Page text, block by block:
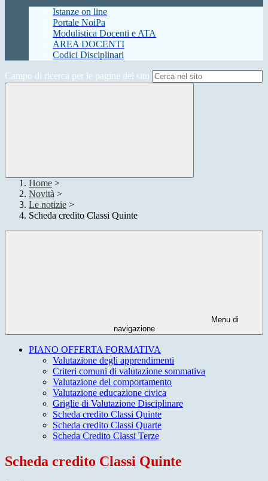
Istanze on line
Portale NoiPa
Modulistica Docenti e ATA
AREA DOCENTI
Codici Disciplinari
Campo di ricerca per le pagine del sito
Home >
Novità >
Le notizie >
Scheda credito Classi Quinte
Menu di
navigazione
PIANO OFFERTA FORMATIVA
Valutazione degli apprendimenti
Criteri comuni di valutazione sommativa
Valutazione del comportamento
Valutazione educazione civica
Griglie di Valutazione Disciplinare
Scheda credito Classi Quinte
Scheda credito Classi Quarte
Scheda Credito Classi Terze
Scheda credito Classi Quinte